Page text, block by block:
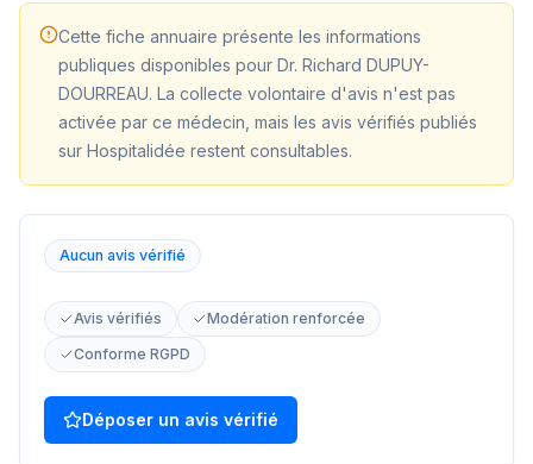
Cette fiche annuaire présente les informations
publiques disponibles pour Dr. Richard DUPUY-
DOURREAU. La collecte volontaire d'avis n'est pas
activée par ce médecin, mais les avis vérifiés publiés
sur Hospitalidée restent consultables.
Aucun avis vérifié
Avis vérifiés
Modération renforcée
Conforme RGPD
Déposer un avis vérifié